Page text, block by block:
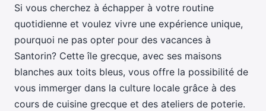
Si vous cherchez à échapper à votre routine
quotidienne et voulez vivre une expérience unique,
pourquoi ne pas opter pour des vacances à
Santorin? Cette île grecque, avec ses maisons
blanches aux toits bleus, vous offre la possibilité de
vous immerger dans la culture locale grâce à des
cours de cuisine grecque et des ateliers de poterie.